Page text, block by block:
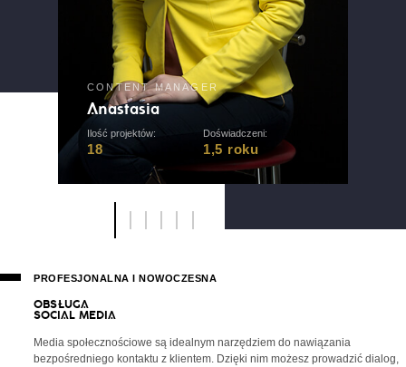
CONTENT MANAGER
Anastasia
Ilość projektów:
18
Doświadczeni:
1,5 roku
PROFESJONALNA I NOWOCZESNA
OBSŁUGA
SOCIAL MEDIA
Media społecznościowe są idealnym narzędziem do nawiązania
bezpośredniego kontaktu z klientem. Dzięki nim możesz prowadzić dialog,